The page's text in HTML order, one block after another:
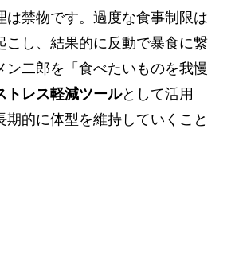
は禁物です。過度な食事制限は
こし、結果的に反動で暴食に繋
ン二郎を「食べたいものを我慢
トレス軽減ツールとして活用
期的に体型を維持していくこと